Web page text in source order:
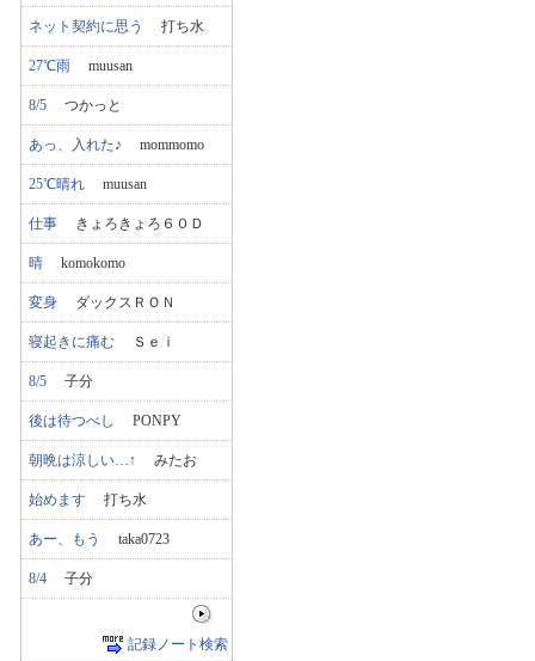
ネット契約に思う 打ち水
27℃雨 muusan
8/5 つかっと
あっ、入れた♪ mommomo
25℃晴れ muusan
仕事 きょろきょろ６０Ｄ
晴 komokomo
変身 ダックスＲＯＮ
寝起きに痛む Ｓｅｉ
8/5 子分
後は待つべし PONPY
朝晩は涼しい…↑ みたお
始めます 打ち水
あー、もう taka0723
8/4 子分
記録ノート検索